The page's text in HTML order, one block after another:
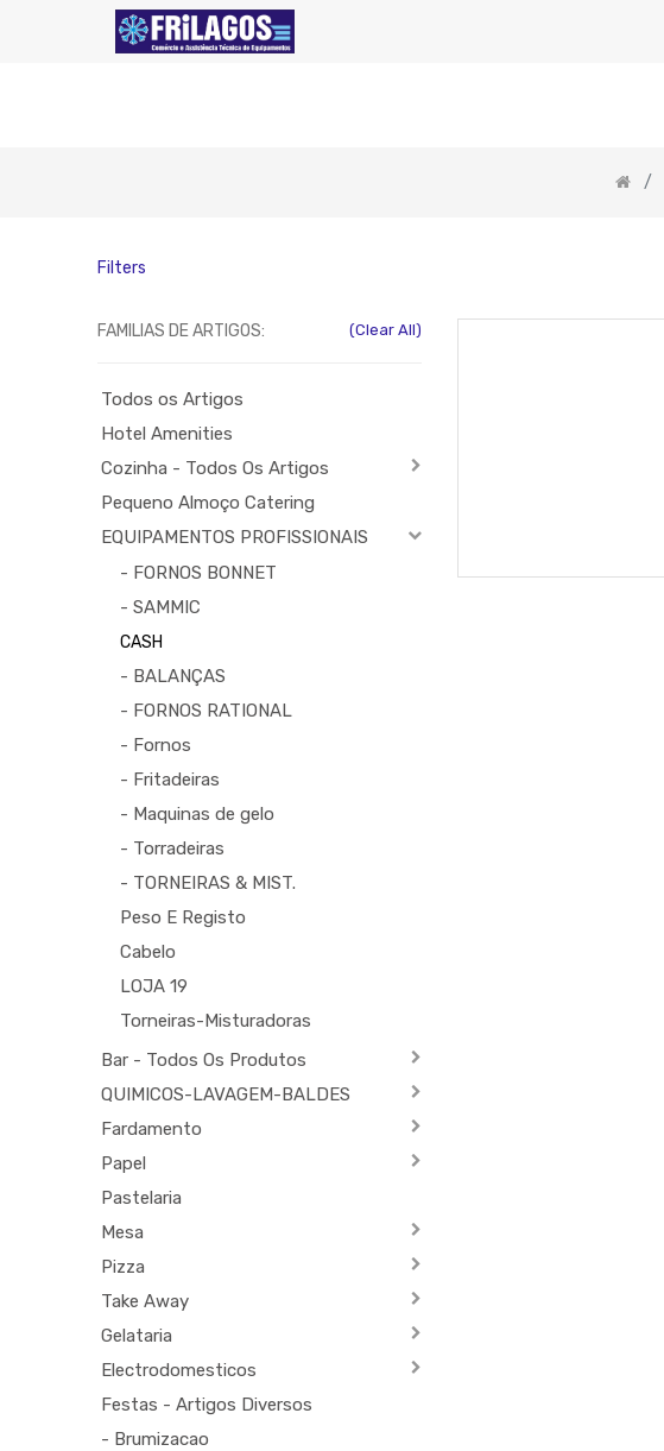
Filters
FAMILIAS DE ARTIGOS: (Clear All)
Todos os Artigos
Hotel Amenities
Cozinha - Todos Os Artigos
Pequeno Almoço Catering
EQUIPAMENTOS PROFISSIONAIS
- FORNOS BONNET
- SAMMIC
CASH
- BALANÇAS
- FORNOS RATIONAL
- Fornos
- Fritadeiras
- Maquinas de gelo
- Torradeiras
- TORNEIRAS & MIST.
Peso E Registo
Cabelo
LOJA 19
Torneiras-Misturadoras
Bar - Todos Os Produtos
QUIMICOS-LAVAGEM-BALDES
Fardamento
Papel
Pastelaria
Mesa
Pizza
Take Away
Gelataria
Electrodomesticos
Festas - Artigos Diversos
- Brumizacao